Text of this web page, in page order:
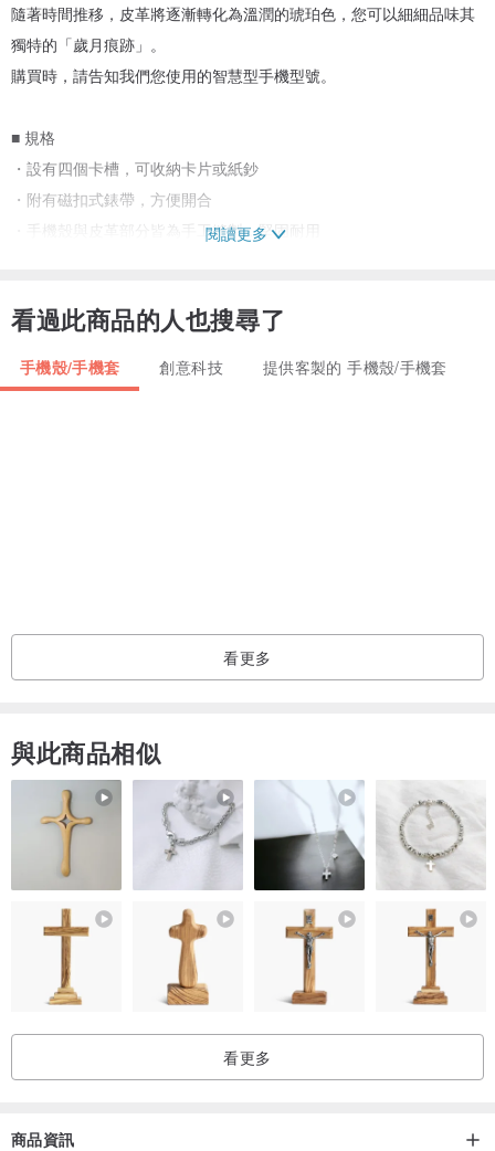
隨著時間推移，皮革將逐漸轉化為溫潤的琥珀色，您可以細細品味其
獨特的「歲月痕跡」。
購買時，請告知我們您使用的智慧型手機型號。
■ 規格
・設有四個卡槽，可收納卡片或紙鈔
・附有磁扣式錶帶，方便開合
・手機殼與皮革部分皆為手工縫製，堅固耐用
■ 客製化訂製
從卡槽數量、掀蓋方向，到縫線顏色，皆能依照您的細微偏好進行客
每件商品均為手工製作，成品可能存在些微的個別差異。
商品售價可能因皮革的進貨成本而有所變動。
閱讀更多
看過此商品的人也搜尋了
手機殼/手機套 創意科技 提供客製的 手機殼/手機套
看更多
與此商品相似
看更多
商品資訊